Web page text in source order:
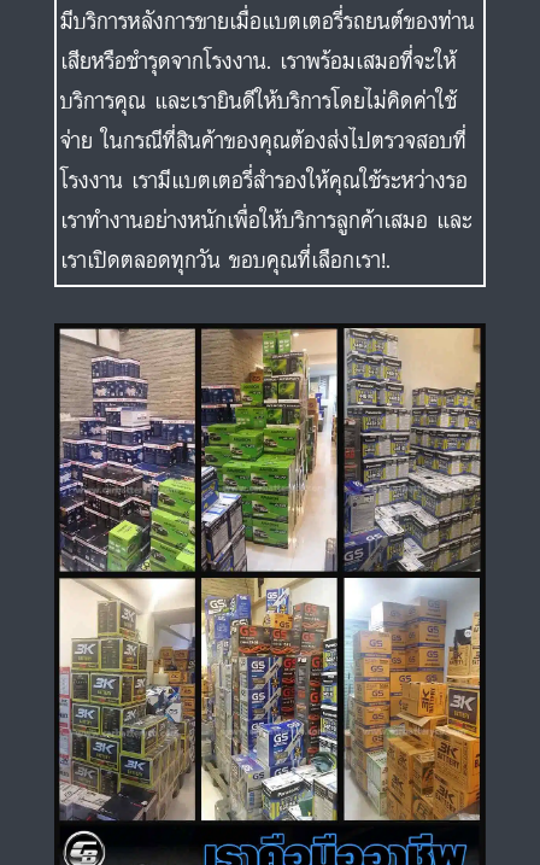
มีบริการหลังการขายเมื่อแบตเตอรี่รถยนต์ของท่าน
เสียหรือชำรุดจากโรงงาน. เราพร้อมเสมอที่จะให้
บริการคุณ และเรายินดีให้บริการโดยไม่คิดค่าใช้
จ่าย ในกรณีที่สินค้าของคุณต้องส่งไปตรวจสอบที่
โรงงาน เรามีแบตเตอรี่สำรองให้คุณใช้ระหว่างรอ
เราทำงานอย่างหนักเพื่อให้บริการลูกค้าเสมอ และ
เราเปิดตลอดทุกวัน ขอบคุณที่เลือกเรา!.